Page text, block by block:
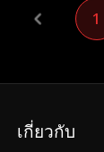
1
เกี่ยวกับ